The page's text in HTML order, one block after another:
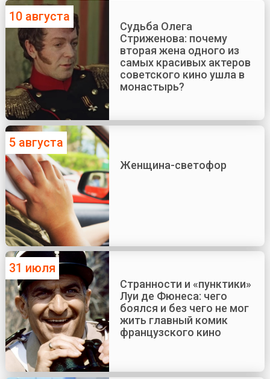
10 августа
Судьба Олега
Стриженова: почему
вторая жена одного из
самых красивых актеров
советского кино ушла в
монастырь?
5 августа
Женщина-светофор
31 июля
Странности и «пунктики»
Луи де Фюнеса: чего
боялся и без чего не мог
жить главный комик
французского кино